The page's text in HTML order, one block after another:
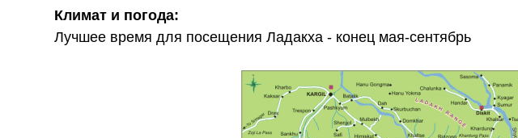
Климат и погода:
Лучшее время для посещения Ладакха - конец мая-сентябрь